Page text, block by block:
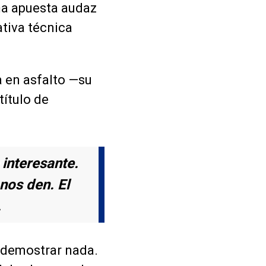
apuesta audaz
técnica
en asfalto —su
de
den. El
nada.